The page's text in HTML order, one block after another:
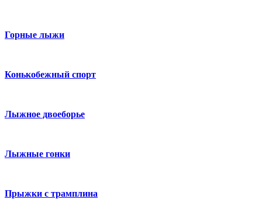
Горные лыжи
Конькобежный спорт
Лыжное двоеборье
Лыжные гонки
Прыжки с трамплина